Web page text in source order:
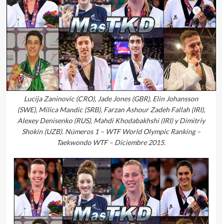
Lucija Zaninovic (CRO), Jade Jones (GBR), Elin Johansson
(SWE), Milica Mandic (SRB), Farzan Ashour Zadeh Fallah (IRI),
Alexey Denisenko (RUS), Mahdi Khodabakhshi (IRI) y Dimitriy
Shokin (UZB). Números 1 – WTF World Olympic Ranking –
Taekwondo WTF – Diciembre 2015.